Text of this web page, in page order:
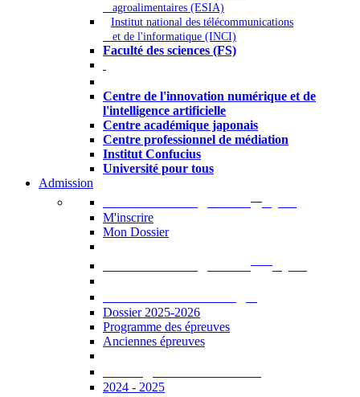
agroalimentaires (ESIA)
Institut national des télécommunications
et de l'informatique (INCI)
Faculté des sciences (FS)
Centre de l'innovation numérique et de
l'intelligence artificielle
Centre académique japonais
Centre professionnel de médiation
Institut Confucius
Université pour tous
Admission
M'inscrire
Mon Dossier
Dossier 2025-2026
Programme des épreuves
Anciennes épreuves
2024 - 2025